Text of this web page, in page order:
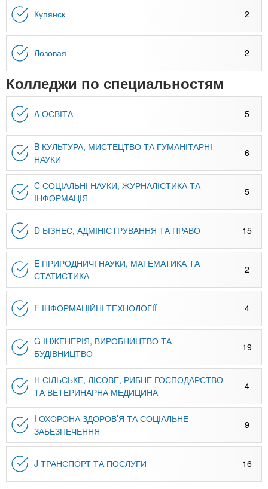
Купянск 2
Лозовая 2
Колледжи по специальностям
A ОСВІТА 5
B КУЛЬТУРА, МИСТЕЦТВО ТА ГУМАНІТАРНІ
НАУКИ
6
C СОЦІАЛЬНІ НАУКИ, ЖУРНАЛІСТИКА ТА
ІНФОРМАЦІЯ
5
D БІЗНЕС, АДМІНІСТРУВАННЯ ТА ПРАВО 15
E ПРИРОДНИЧІ НАУКИ, МАТЕМАТИКА ТА
СТАТИСТИКА
2
F ІНФОРМАЦІЙНІ ТЕХНОЛОГІЇ 4
G ІНЖЕНЕРІЯ, ВИРОБНИЦТВО ТА
БУДІВНИЦТВО
19
H СІЛЬСЬКЕ, ЛІСОВЕ, РИБНЕ ГОСПОДАРСТВО
ТА ВЕТЕРИНАРНА МЕДИЦИНА
4
I ОХОРОНА ЗДОРОВ’Я ТА СОЦІАЛЬНЕ
ЗАБЕЗПЕЧЕННЯ
9
J ТРАНСПОРТ ТА ПОСЛУГИ 16